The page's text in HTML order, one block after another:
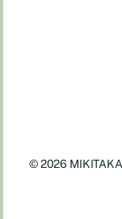
© 2026